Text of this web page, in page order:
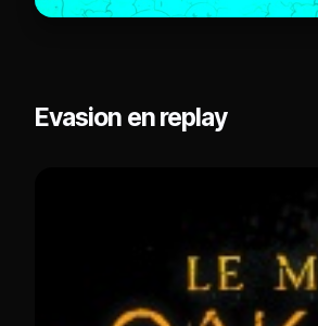
Evasion en replay